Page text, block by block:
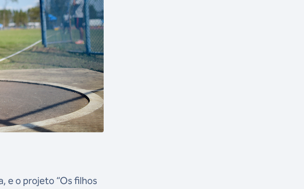
e o projeto “Os filhos